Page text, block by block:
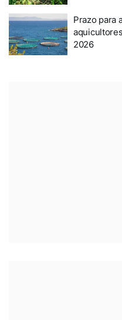
Prazo para
2026